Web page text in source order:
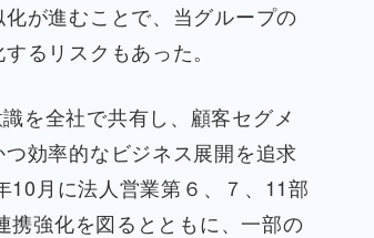
が進むことで、当グループの
るリスクもあった。
を全社で共有し、顧客セグメ
効率的なビジネス展開を追求
月に法人営業第６、７、11部
携強化を図るとともに、一部の